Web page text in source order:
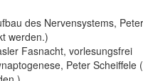
des Nervensystems,
werden.)
Fasnacht, vorlesungsfrei
Peter Scheiffele